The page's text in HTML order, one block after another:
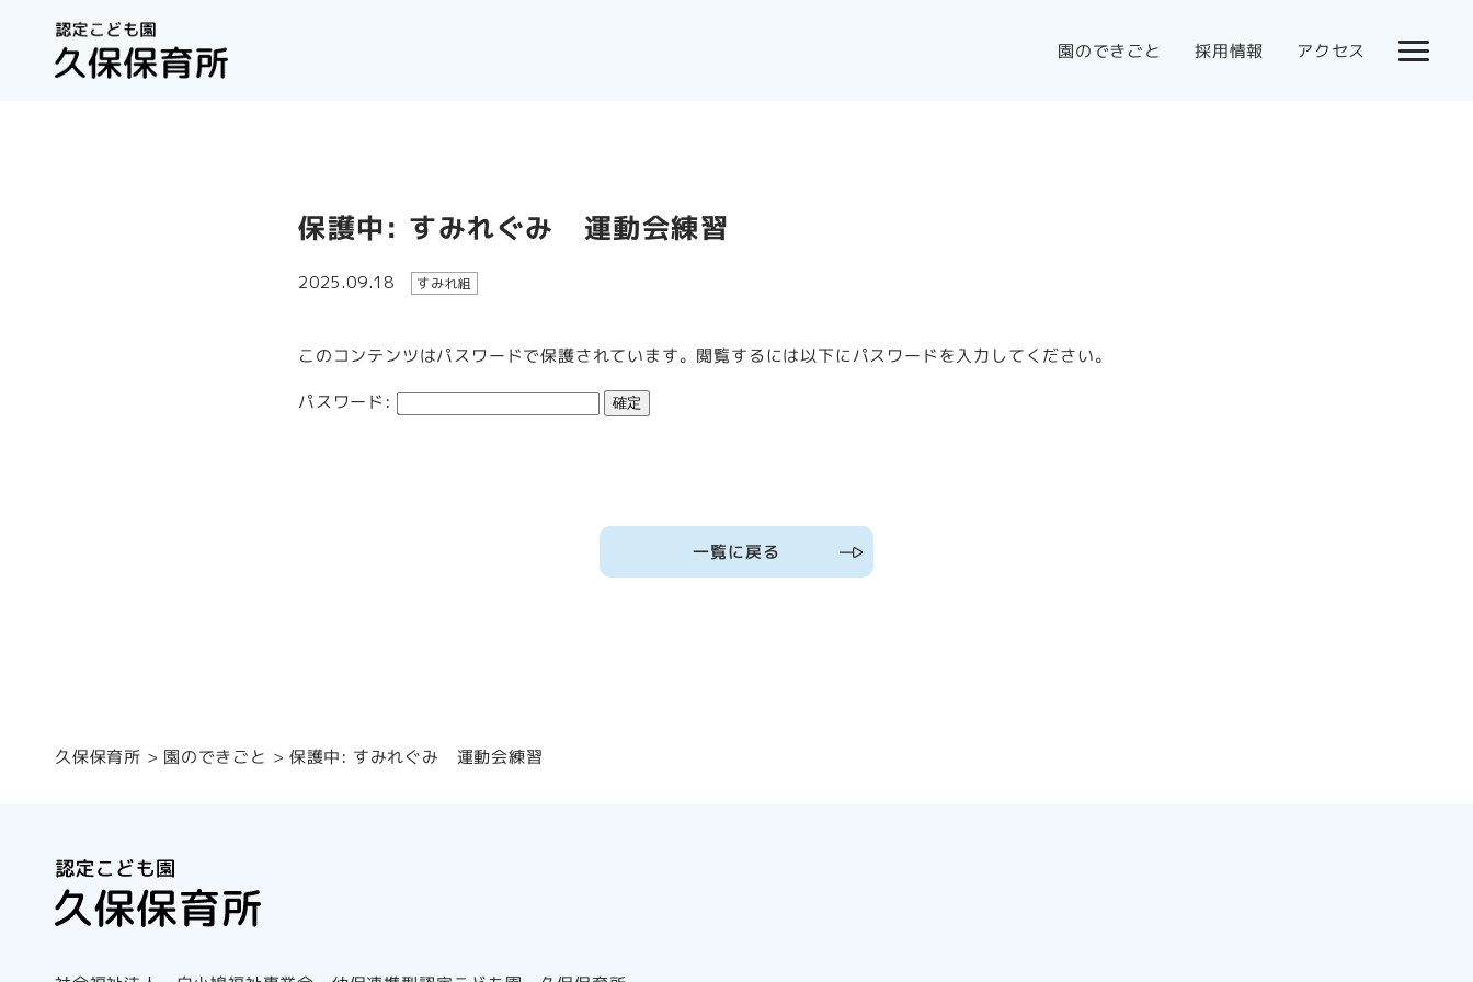
園のできごと 採用情報 アクセス
保護中: すみれぐみ 運動会練習
2025.09.18 すみれ組
このコンテンツはパスワードで保護されています。閲覧するには以下にパスワードを入力してください。
パスワード:
一覧に戻る
久保保育所 園のできごと 保護中: すみれぐみ 運動会練習